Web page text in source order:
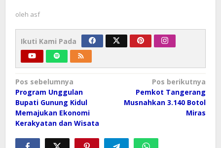
oleh asf
Ikuti Kami Pada
Navigasi
pos
Pos sebelumnya
Program Unggulan
Bupati Gunung Kidul
Memajukan Ekonomi
Kerakyatan dan Wisata
Pos berikutnya
Pemkot Tangerang
Musnahkan 3.140 Botol
Miras